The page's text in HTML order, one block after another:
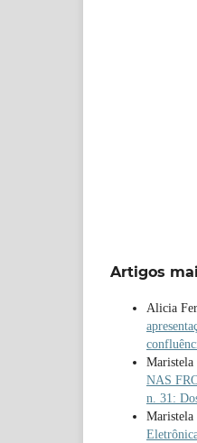
Artigos
Alicia
Maristela
NAS
n. 31: